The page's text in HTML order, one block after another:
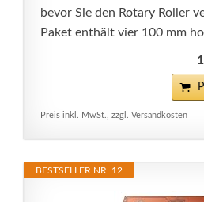
bevor Sie den Rotary Roller
Paket enthält vier 100 mm
Preis inkl. MwSt., zzgl. Versandkosten
BESTSELLER NR. 12